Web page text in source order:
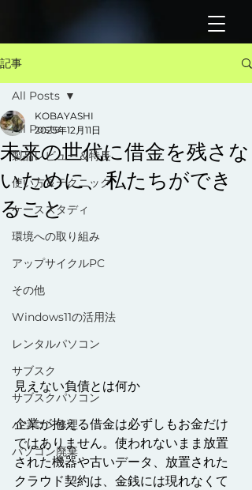
記事
All Posts
製品レビュー＆特長
使い方＆テクニック
ケーススタディ
環境への取り組み
アップサイクルPC
その他
Windows11の活用法
レンタルパソコン
サブスク
サブスクパソコン
パソコン修理
パソコン廃棄
All Posts
未来の世代に借金を残さな
いために、私たちができ
ること
KOBAYASHI
2025年12月11日
見えない負債とは何か
企業が抱える借金は必ずしもお金だけ
ではありません。使われないまま放置
された機器や古いデータ、放置された
クラウド契約は、金銭には現れなくて